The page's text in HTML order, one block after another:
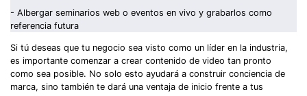
- Albergar seminarios web o eventos en vivo y grabarlos como
referencia futura
Si tú deseas que tu negocio sea visto como un líder en la industria,
es importante comenzar a crear contenido de video tan pronto
como sea posible. No solo esto ayudará a construir conciencia de
marca, sino también te dará una ventaja de inicio frente a tus